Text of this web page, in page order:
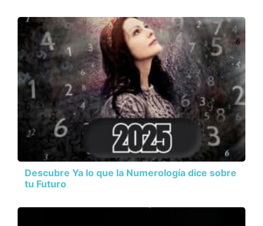
Descubre Ya lo que la Numerología dice sobre
tu Futuro